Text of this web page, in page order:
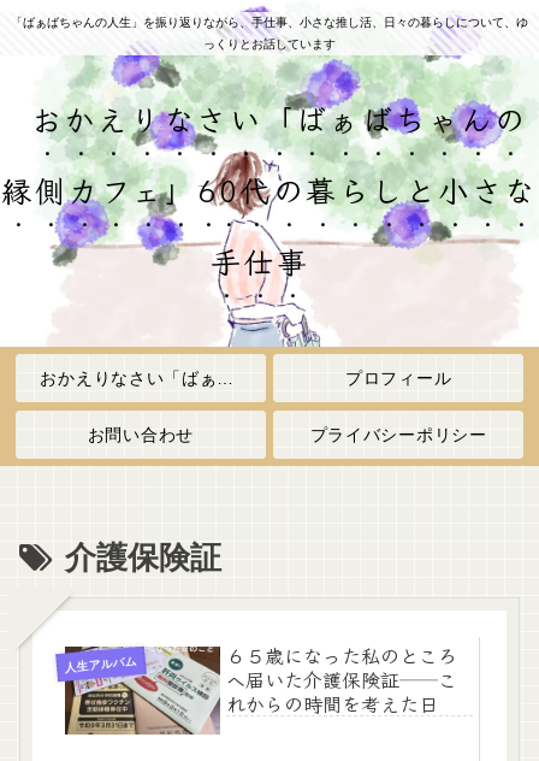
「ばぁばちゃんの人生」を振り返りながら、手仕事、小さな推し活、日々の暮らしについて、ゆ
っくりとお話しています
おかえりなさい「ばぁばちゃんの
縁側カフェ」60代の暮らしと小さな
手仕事
プロフィール
お問い合わせ プライバシーポリシー
介護保険証
人生アルバム
６５歳になった私のところ
へ届いた介護保険証──こ
れからの時間を考えた日